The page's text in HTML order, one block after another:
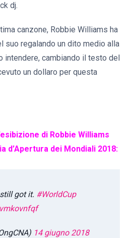
dj.
canzone, Robbie Williams ha
suo regalando un dito medio alla
intendere, cambiando il testo del
un dollaro per questa
di Robbie Williams
d’Apertura dei Mondiali 2018:
got it. #WorldCup
14 giugno 2018